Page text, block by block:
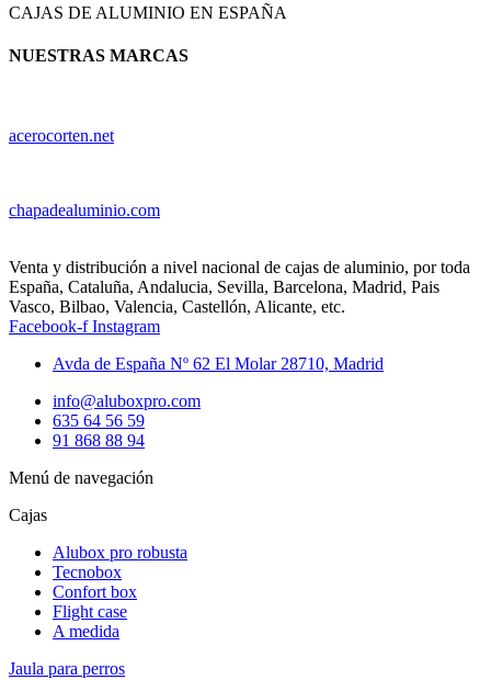
CAJAS DE ALUMINIO EN ESPAÑA
NUESTRAS MARCAS
acerocorten.net
chapadealuminio.com
Venta y distribución a nivel nacional de cajas de aluminio, por toda
España, Cataluña, Andalucia, Sevilla, Barcelona, Madrid, Pais
Vasco, Bilbao, Valencia, Castellón, Alicante, etc.
Facebook-f Instagram
Avda de España Nº 62 El Molar 28710, Madrid
info@aluboxpro.com
635 64 56 59
91 868 88 94
Menú de navegación
Cajas
Alubox pro robusta
Tecnobox
Confort box
Flight case
A medida
Jaula para perros